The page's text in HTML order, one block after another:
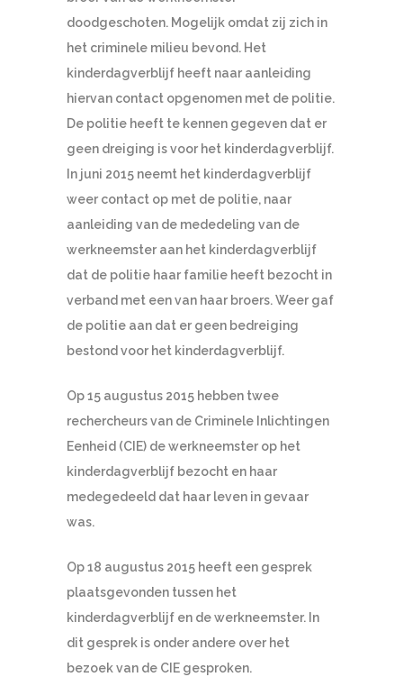
doodgeschoten. Mogelijk omdat zij zich in
het criminele milieu bevond. Het
kinderdagverblijf heeft naar aanleiding
hiervan contact opgenomen met de politie.
De politie heeft te kennen gegeven dat er
geen dreiging is voor het kinderdagverblijf.
In juni 2015 neemt het kinderdagverblijf
weer contact op met de politie, naar
aanleiding van de mededeling van de
werkneemster aan het kinderdagverblijf
dat de politie haar familie heeft bezocht in
verband met een van haar broers. Weer gaf
de politie aan dat er geen bedreiging
bestond voor het kinderdagverblijf.
Op 15 augustus 2015 hebben twee
rechercheurs van de Criminele Inlichtingen
Eenheid (CIE) de werkneemster op het
kinderdagverblijf bezocht en haar
medegedeeld dat haar leven in gevaar
was.
Op 18 augustus 2015 heeft een gesprek
plaatsgevonden tussen het
kinderdagverblijf en de werkneemster. In
dit gesprek is onder andere over het
bezoek van de CIE gesproken.